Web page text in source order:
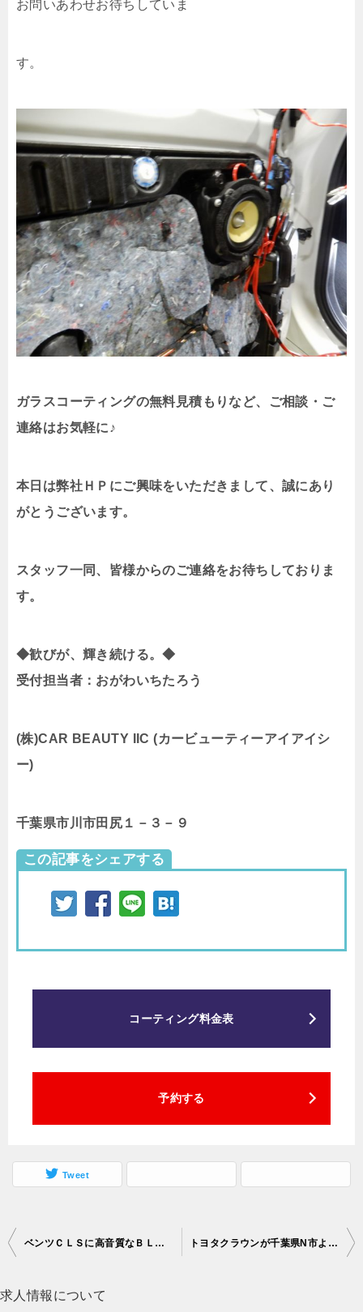
お問いあわせお待ちしていま
す。
ガラスコーティングの無料見積もりなど、ご相談・ご
連絡はお気軽に♪
本日は弊社ＨＰにご興味をいただきまして、誠にあり
がとうございます。
スタッフ一同、皆様からのご連絡をお待ちしておりま
す。
◆歓びが、輝き続ける。◆
受付担当者：おがわいちたろう
(株)CAR BEAUTY IIC (カービューティーアイアイシ
ー)
千葉県市川市田尻１－３－９
この記事をシェアする
コーティング料金表
予約する
Tweet
投
ナ
ベンツＣＬＳに高音質なＢＬＡＭスピーカーを取り付けました♪ トヨタクラウンが千葉県N市よりご入庫！ﾌｫｰｶﾙスピーカーで音質改善♪
求人情報について